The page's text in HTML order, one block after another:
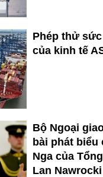
Phép thử
của kinh tế
Bộ Ngoại
bài phát biểu
Nga của
Lan Nawrocki